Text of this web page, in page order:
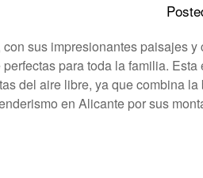
sus impresionantes paisajes
para toda la familia.
del aire libre, ya que combina
en Alicante por sus